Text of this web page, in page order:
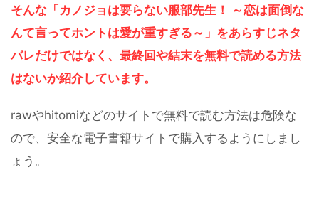
そんな「カノジョは要らない服部先生！ ～恋は面倒な
んて言ってホントは愛が重すぎる～」をあらすじネタ
バレだけではなく、最終回や結末を無料で読める方法
はないか紹介しています。
rawやhitomiなどのサイトで無料で読む方法は危険な
ので、安全な電子書籍サイトで購入するようにしまし
ょう。